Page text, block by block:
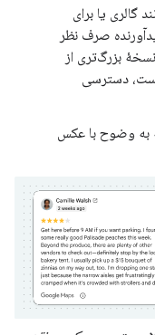
گالری یا برای
صرف نظر
بزرگ‌تری از
دسترسی
به وضوح با عکس